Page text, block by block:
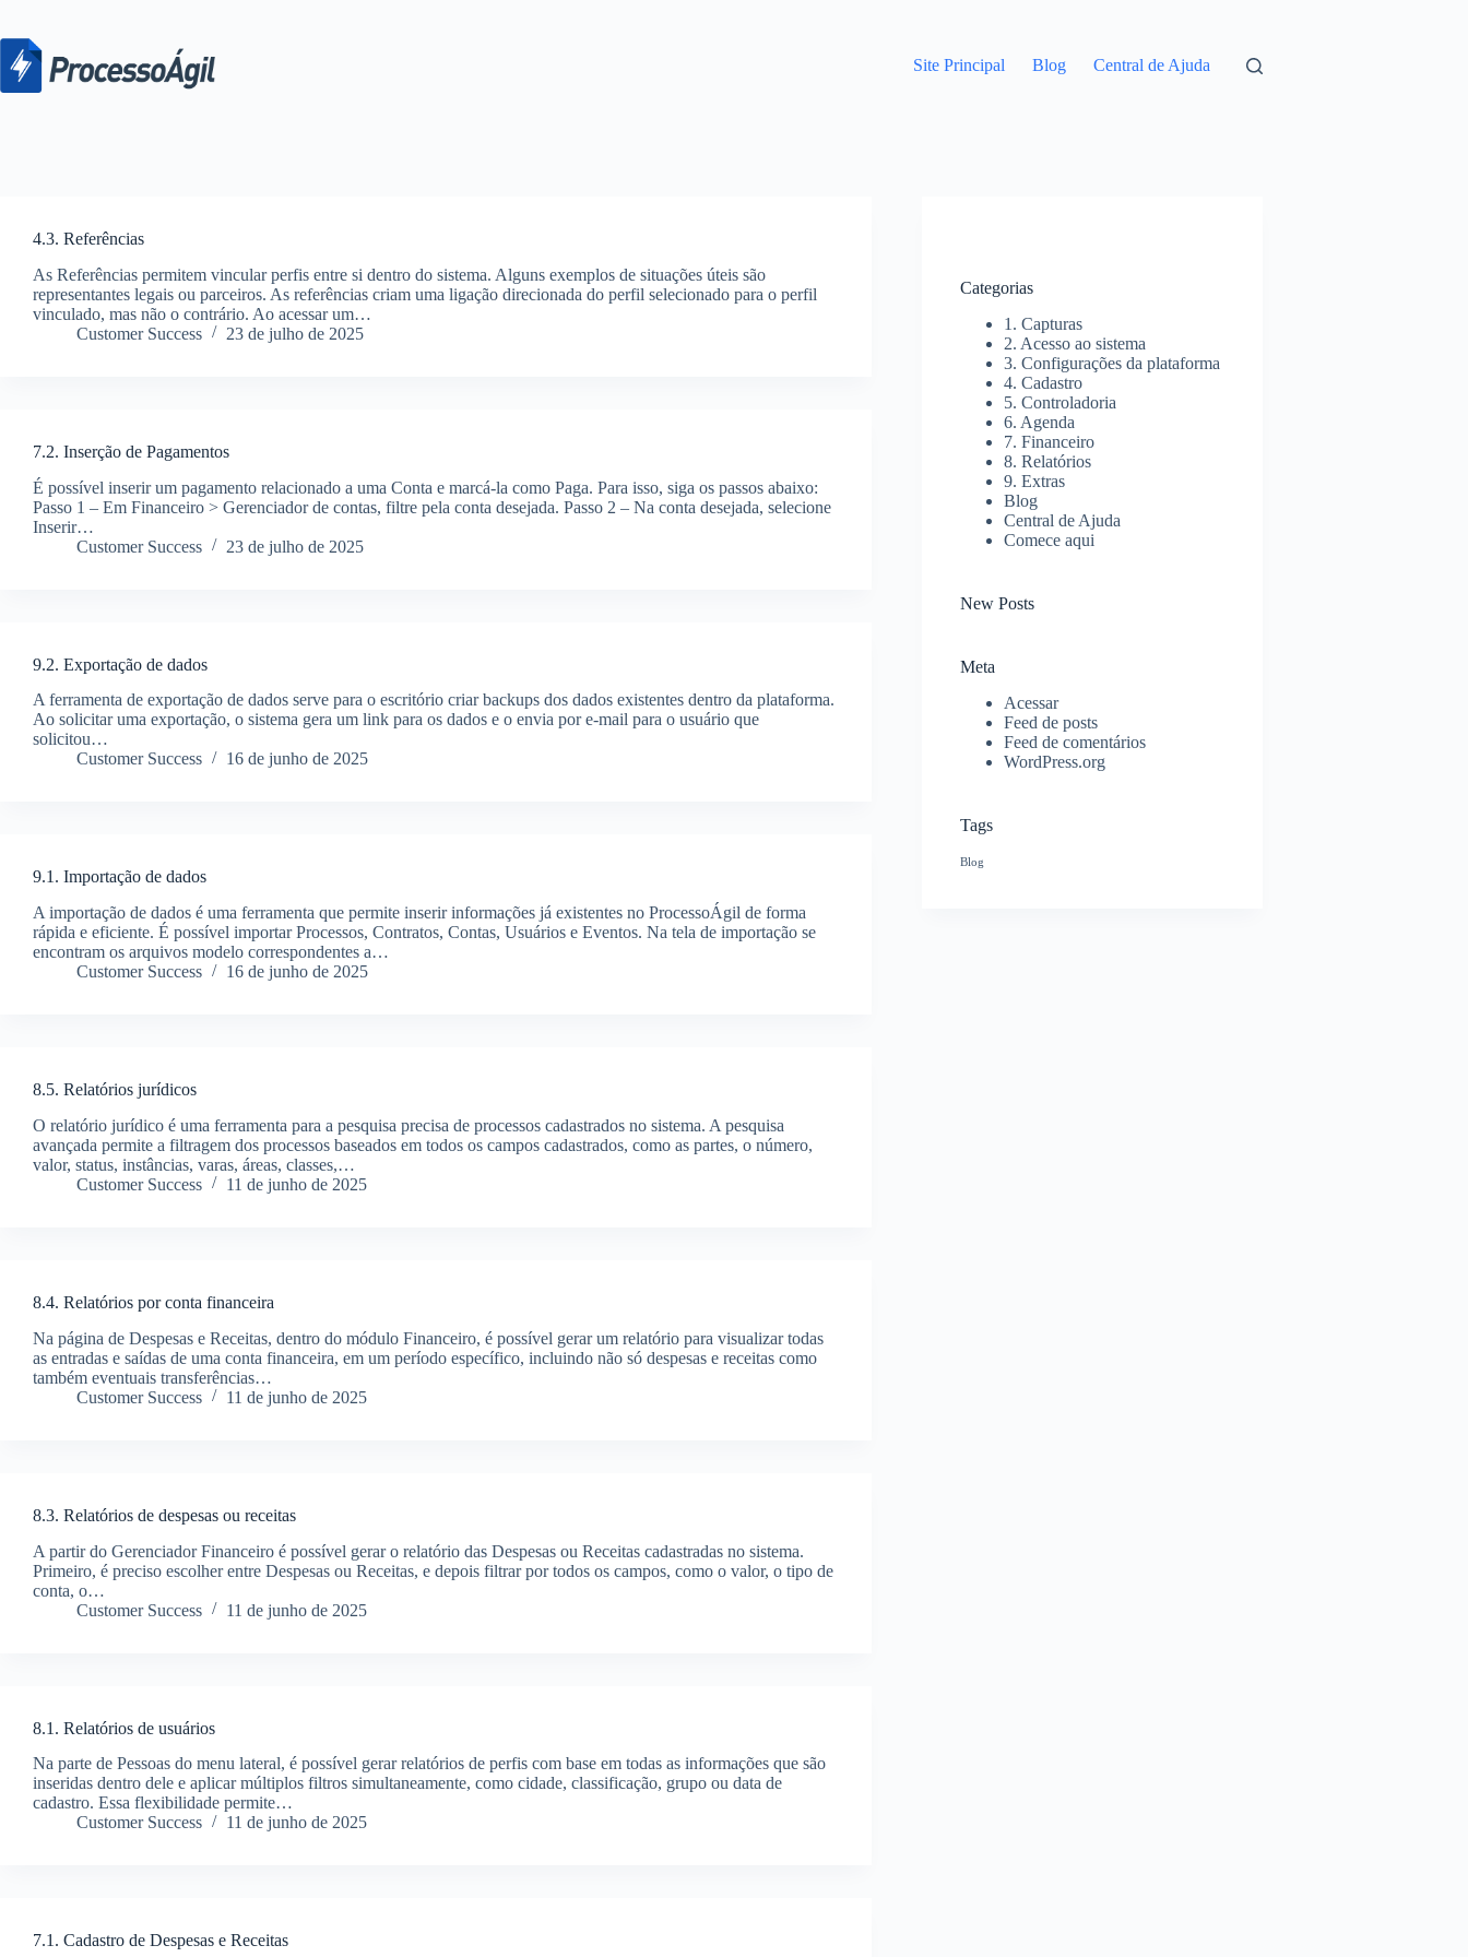
o
conteúdo
Site Principal Blog Central de Ajuda
4.3. Referências
As Referências permitem vincular perfis entre si dentro do sistema. Alguns exemplos de situações úteis são
representantes legais ou parceiros. As referências criam uma ligação direcionada do perfil selecionado para o perfil
vinculado, mas não o contrário. Ao acessar um…
Customer Success
23 de julho de 2025
7.2. Inserção de Pagamentos
É possível inserir um pagamento relacionado a uma Conta e marcá-la como Paga. Para isso, siga os passos abaixo:
Passo 1 – Em Financeiro > Gerenciador de contas, filtre pela conta desejada. Passo 2 – Na conta desejada, selecione
Inserir…
Customer Success
23 de julho de 2025
9.2. Exportação de dados
A ferramenta de exportação de dados serve para o escritório criar backups dos dados existentes dentro da plataforma.
Ao solicitar uma exportação, o sistema gera um link para os dados e o envia por e-mail para o usuário que
solicitou…
Customer Success
16 de junho de 2025
9.1. Importação de dados
A importação de dados é uma ferramenta que permite inserir informações já existentes no ProcessoÁgil de forma
rápida e eficiente. É possível importar Processos, Contratos, Contas, Usuários e Eventos. Na tela de importação se
encontram os arquivos modelo correspondentes a…
Customer Success
16 de junho de 2025
8.5. Relatórios jurídicos
O relatório jurídico é uma ferramenta para a pesquisa precisa de processos cadastrados no sistema. A pesquisa
avançada permite a filtragem dos processos baseados em todos os campos cadastrados, como as partes, o número,
valor, status, instâncias, varas, áreas, classes,…
Customer Success
11 de junho de 2025
8.4. Relatórios por conta financeira
Na página de Despesas e Receitas, dentro do módulo Financeiro, é possível gerar um relatório para visualizar todas
as entradas e saídas de uma conta financeira, em um período específico, incluindo não só despesas e receitas como
também eventuais transferências…
Customer Success
11 de junho de 2025
8.3. Relatórios de despesas ou receitas
A partir do Gerenciador Financeiro é possível gerar o relatório das Despesas ou Receitas cadastradas no sistema.
Primeiro, é preciso escolher entre Despesas ou Receitas, e depois filtrar por todos os campos, como o valor, o tipo de
conta, o…
Customer Success
11 de junho de 2025
8.1. Relatórios de usuários
Na parte de Pessoas do menu lateral, é possível gerar relatórios de perfis com base em todas as informações que são
inseridas dentro dele e aplicar múltiplos filtros simultaneamente, como cidade, classificação, grupo ou data de
cadastro. Essa flexibilidade permite…
Customer Success
11 de junho de 2025
7.1. Cadastro de Despesas e Receitas
Categorias
1. Capturas
2. Acesso ao sistema
3. Configurações da plataforma
4. Cadastro
5. Controladoria
6. Agenda
7. Financeiro
8. Relatórios
9. Extras
Blog
Central de Ajuda
Comece aqui
New Posts
Meta
Acessar
Feed de posts
Feed de comentários
WordPress.org
Tags
Blog